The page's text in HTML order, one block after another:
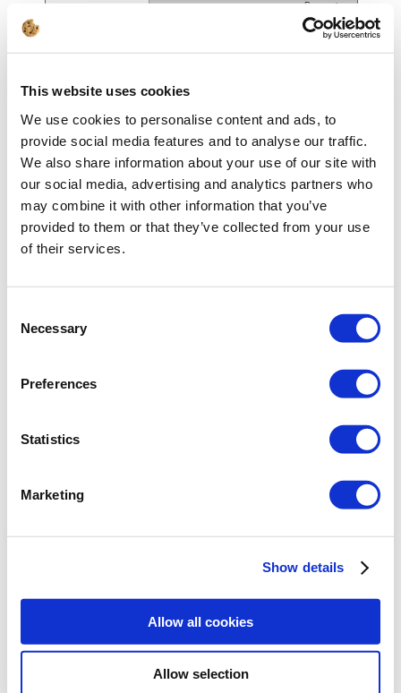
This website uses cookies
We use cookies to personalise content and ads, to
provide social media features and to analyse our traffic.
We also share information about your use of our site with
our social media, advertising and analytics partners who
may combine it with other information that you’ve
provided to them or that they’ve collected from your use
of their services.
Selection
Necessary
Preferences
Statistics
Marketing
Show details
Allow all cookies
Allow selection
Die Pflanzen sind in drei Grundtypen eingeteilt,
Objektbibliothek zu wählen.
bestimmte Teile des Zauns zu verändern oder
eigene Layouts zu erstellen
Wasserreservoirs können in beliebiger Form
Modifikation nach Fläche oder Punkt.